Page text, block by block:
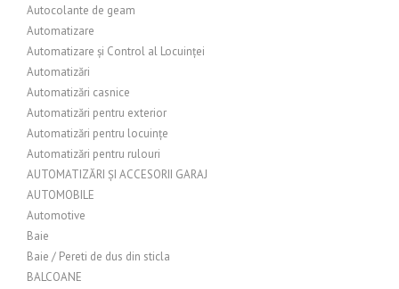
Autocolante de geam
Automatizare
Automatizare și Control al Locuinței
Automatizări
Automatizări casnice
Automatizări pentru exterior
Automatizări pentru locuințe
Automatizări pentru rulouri
AUTOMATIZĂRI ȘI ACCESORII GARAJ
AUTOMOBILE
Automotive
Baie
Baie / Pereti de dus din sticla
BALCOANE